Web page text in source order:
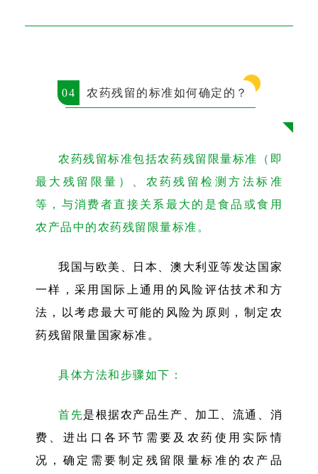
04 农药残留的标准如何确定的？
农药残留标准包括农药残留限量标准（即
最大残留限量）、 农药残留检测方法标准
等，与消费者直接关系最大的是食品或食用
农产品中的农药残留限量标准。
我国与欧美、日本、澳大利亚等发达国家
一样，采用国际上通用的风险评估技术和方
法，以考虑最大可能的风险为原则，制定农
药残留限量国家标准。
具体方法和步骤如下：
首先是根据农产品生产、加工、流通、消
费、进出口各环节需要及农药使用实际情
况，确定需要制定残留限量标准的农产品